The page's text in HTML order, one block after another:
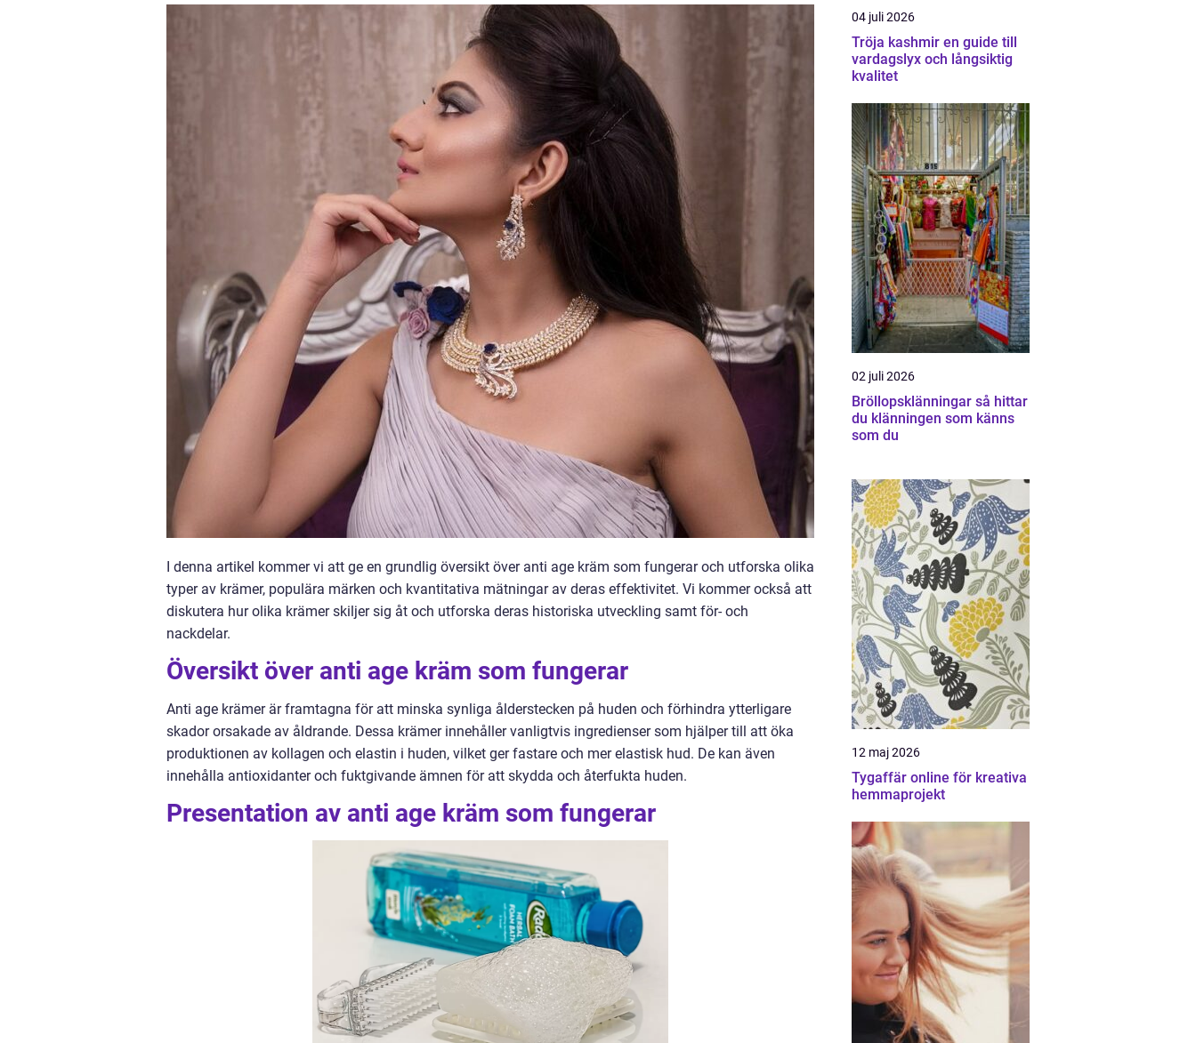
I denna artikel kommer vi att ge en grundlig översikt över anti age kräm som fungerar och utforska olika
typer av krämer, populära märken och kvantitativa mätningar av deras effektivitet. Vi kommer också att
diskutera hur olika krämer skiljer sig åt och utforska deras historiska utveckling samt för- och
nackdelar.
Översikt över anti age kräm som fungerar
Anti age krämer är framtagna för att minska synliga ålderstecken på huden och förhindra ytterligare
skador orsakade av åldrande. Dessa krämer innehåller vanligtvis ingredienser som hjälper till att öka
produktionen av kollagen och elastin i huden, vilket ger fastare och mer elastisk hud. De kan även
innehålla antioxidanter och fuktgivande ämnen för att skydda och återfukta huden.
Presentation av anti age kräm som fungerar
04 juli 2026
Tröja kashmir en guide till
vardagslyx och långsiktig
kvalitet
02 juli 2026
Bröllopsklänningar så hittar
du klänningen som känns
som du
12 maj 2026
Tygaffär online för kreativa
hemmaprojekt